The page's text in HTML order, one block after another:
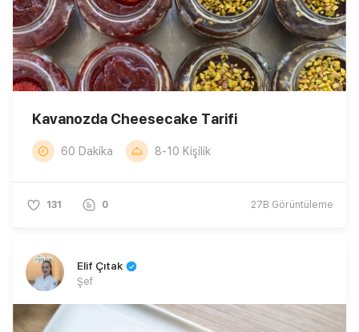
Kavanozda Cheesecake Tarifi
60 Dakika 8-10 Kişilik
131 0 27B Görüntüleme
Elif Çıtak
Şef